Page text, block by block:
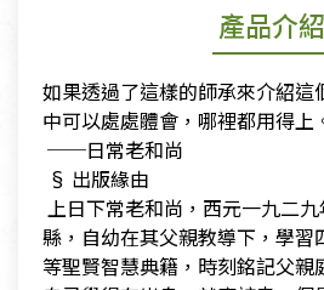
產品介紹
如果透過了這樣的師承來介紹這
中可以處處體會，哪裡都用得上
​ ──日常老和尚
​ § 出版緣由
上日下常老和尚，西元一九二
縣，自幼在其父親教導下，學習
等聖賢智慧典籍，時刻銘記父親